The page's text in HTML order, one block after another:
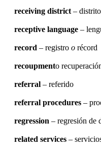
receiving district –
receptive language –
record – registro o récord
recoupmento
referral – referido
referral procedures –
regression – regresión de
related services –